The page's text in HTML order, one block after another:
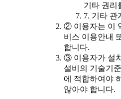
기타 권리
7. 기타 관
② 이용자는 이
비스 이용안내
합니다.
③ 이용자가 설
설비의 기술기
에 적합하여야
않아야 합니다.